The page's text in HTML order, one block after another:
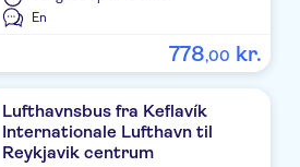
/ Taxi side), Vatnsmýrarvegur 10
up at Tour Bus Stop 13,
120)
100), pick up at Tour
(corner w/Hverfisgata)
En
778,00 kr.
Lufthavnsbus fra Keflavík
Internationale Lufthavn til
Reykjavik centrum